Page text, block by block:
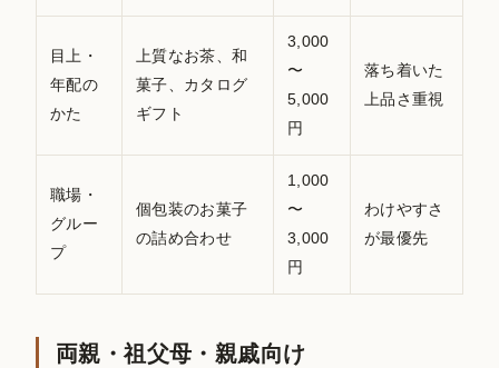
目上・
年配の
かた
上質なお茶、和
菓子、カタログ
ギフト
3,000
〜
5,000
円
落ち着いた
上品さ重視
職場・
グルー
プ
個包装のお菓子
の詰め合わせ
1,000
〜
3,000
円
わけやすさ
が最優先
両親・祖父母・親戚向け